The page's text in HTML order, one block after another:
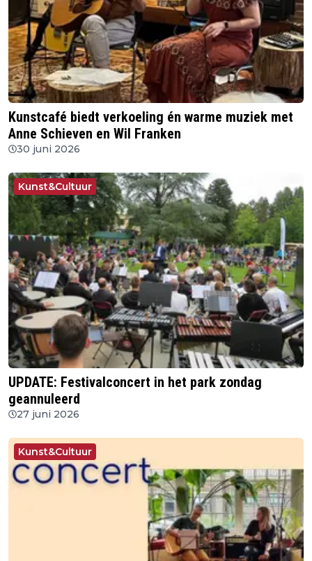
Kunstcafé biedt verkoeling én warme muziek met
Anne Schieven en Wil Franken
30 juni 2026
Kunst&Cultuur
UPDATE: Festivalconcert in het park zondag
geannuleerd
27 juni 2026
Kunst&Cultuur